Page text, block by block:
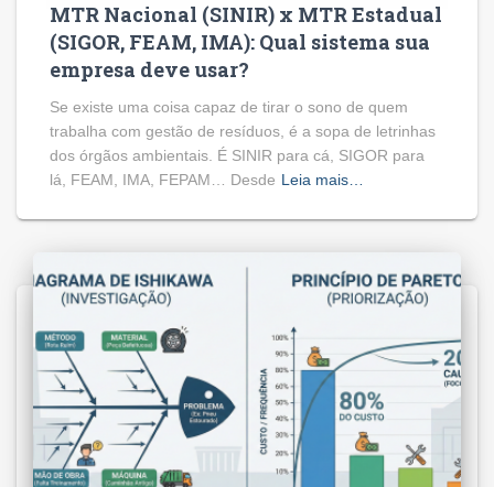
MTR Nacional (SINIR) x MTR Estadual
(SIGOR, FEAM, IMA): Qual sistema sua
empresa deve usar?
Se existe uma coisa capaz de tirar o sono de quem
trabalha com gestão de resíduos, é a sopa de letrinhas
dos órgãos ambientais. É SINIR para cá, SIGOR para
lá, FEAM, IMA, FEPAM… Desde Leia mais…